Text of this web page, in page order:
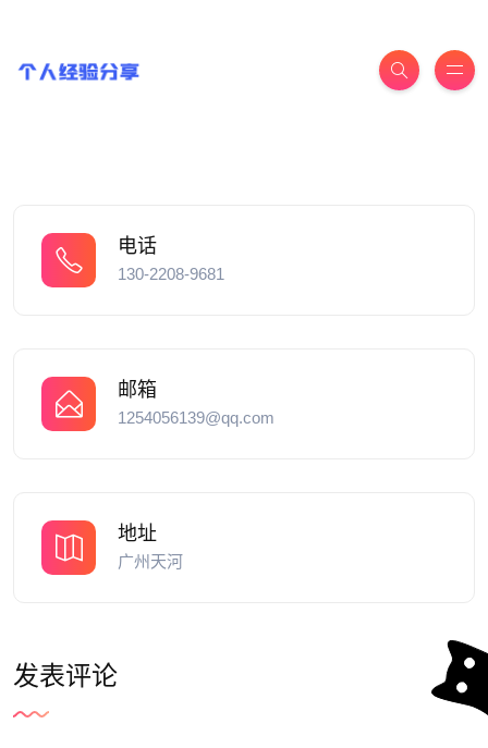
电话
130-2208-9681
邮箱
1254056139@qq.com
地址
广州天河
发表评论